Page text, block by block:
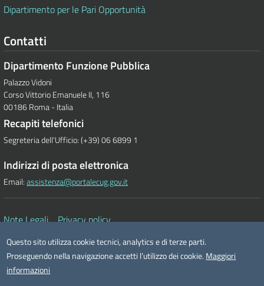
Dipartimento per le Pari Opportunità
Contatti
Dipartimento Funzione Pubblica
Palazzo Vidoni
Corso Vittorio Emanuele II, 116
00186 Roma - Italia
Recapiti telefonici
Segreteria dell'Ufficio: (+39) 06 6899 1
Indirizzi di posta elettronica
Email:assistenza@portalecug.gov.it
Note Legali Privacy policy
Questo sito utilizza cookie tecnici, analytics e di terze parti.
Proseguendo nella navigazione accetti l’utilizzo dei cookie. Maggiori
informazioni